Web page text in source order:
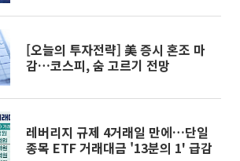
[오늘의 투자전략] 美 증시 혼조 마
감…코스피, 숨 고르기 전망
레버리지 규제 4거래일 만에…단일
종목 ETF 거래대금 '13분의 1' 급감